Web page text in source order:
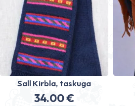
Sall Kirbla, taskuga
34.00€